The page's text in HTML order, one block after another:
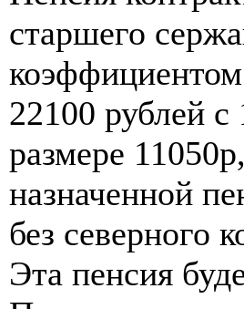
старшего
22100 рублей с
размере
назначенной
без северного
Эта пенсия